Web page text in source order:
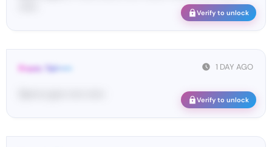
Verify to unlock
1 DAY AGO
From: Tel•••••
Verify to unlock